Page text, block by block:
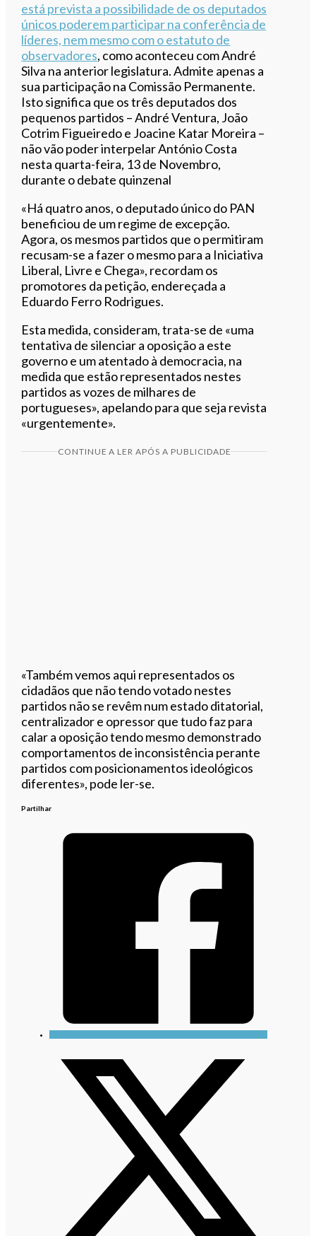
está prevista a possibilidade de os deputados
únicos poderem participar na conferência de
líderes, nem mesmo com o estatuto de
observadores, como aconteceu com André
Silva na anterior legislatura. Admite apenas a
sua participação na Comissão Permanente.
Isto significa que os três deputados dos
pequenos partidos – André Ventura, João
Cotrim Figueiredo e Joacine Katar Moreira –
não vão poder interpelar António Costa
nesta quarta-feira, 13 de Novembro,
durante o debate quinzenal
«Há quatro anos, o deputado único do PAN
beneficiou de um regime de excepção.
Agora, os mesmos partidos que o permitiram
recusam-se a fazer o mesmo para a Iniciativa
Liberal, Livre e Chega», recordam os
promotores da petição, endereçada a
Eduardo Ferro Rodrigues.
Esta medida, consideram, trata-se de «uma
tentativa de silenciar a oposição a este
governo e um atentado à democracia, na
medida que estão representados nestes
partidos as vozes de milhares de
portugueses», apelando para que seja revista
«urgentemente».
CONTINUE A LER APÓS A PUBLICIDADE
«Também vemos aqui representados os
cidadãos que não tendo votado nestes
partidos não se revêm num estado ditatorial,
centralizador e opressor que tudo faz para
calar a oposição tendo mesmo demonstrado
comportamentos de inconsistência perante
partidos com posicionamentos ideológicos
diferentes», pode ler-se.
Partilhar